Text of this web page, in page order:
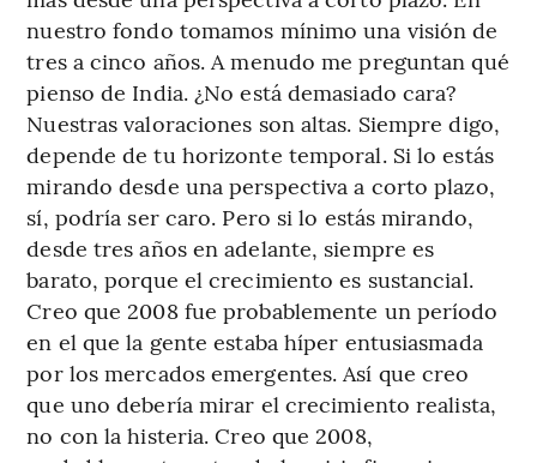
nuestro fondo tomamos mínimo una visión de
tres a cinco años. A menudo me preguntan qué
pienso de India. ¿No está demasiado cara?
Nuestras valoraciones son altas. Siempre digo,
depende de tu horizonte temporal. Si lo estás
mirando desde una perspectiva a corto plazo,
sí, podría ser caro. Pero si lo estás mirando,
desde tres años en adelante, siempre es
barato, porque el crecimiento es sustancial.
Creo que 2008 fue probablemente un período
en el que la gente estaba híper entusiasmada
por los mercados emergentes. Así que creo
que uno debería mirar el crecimiento realista,
no con la histeria. Creo que 2008,